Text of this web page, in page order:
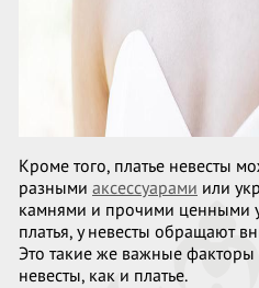
Кроме того, платье невесты
разными аксессуарами или
камнями и прочими ценными
платья, у невесты обращают
Это такие же важные
невесты, как и платье.